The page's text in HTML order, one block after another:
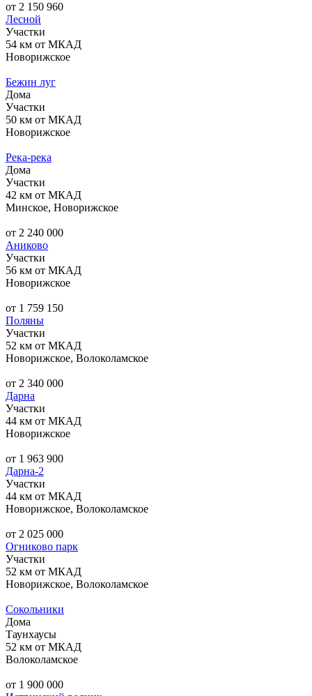
от 2 150 960
Лесной
Участки
54 км от МКАД
Новорижское
Бежин луг
Дома
Участки
50 км от МКАД
Новорижское
Река-река
Дома
Участки
42 км от МКАД
Минское, Новорижское
от 2 240 000
Аниково
Участки
56 км от МКАД
Новорижское
от 1 759 150
Поляны
Участки
52 км от МКАД
Новорижское, Волоколамское
от 2 340 000
Дарна
Участки
44 км от МКАД
Новорижское
от 1 963 900
Дарна-2
Участки
44 км от МКАД
Новорижское, Волоколамское
от 2 025 000
Огниково парк
Участки
52 км от МКАД
Новорижское, Волоколамское
Сокольники
Дома
Таунхаусы
52 км от МКАД
Волоколамское
от 1 900 000